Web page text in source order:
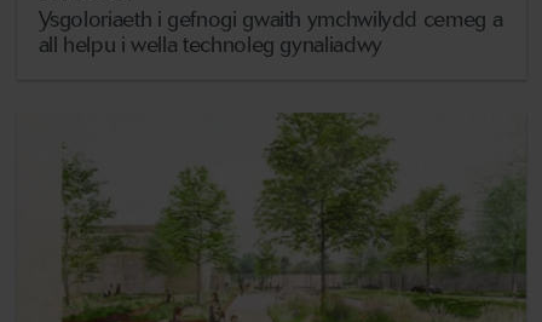
Ysgoloriaeth i gefnogi gwaith ymchwilydd cemeg a
all helpu i wella technoleg gynaliadwy